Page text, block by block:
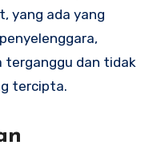
yang ada yang
terganggu dan tidak
tercipta.